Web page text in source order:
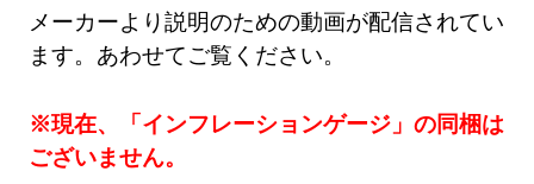
メーカーより説明のための動画が配信されてい
ます。あわせてご覧ください。
※現在、「インフレーションゲージ」の同梱は
ございません。